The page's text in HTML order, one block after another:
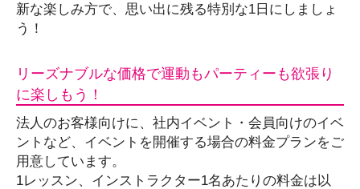
新な楽しみ方で、思い出に残る特別な1日にしましょ
う！
リーズナブルな価格で運動もパーティーも欲張り
に楽しもう！
法人のお客様向けに、社内イベント・会員向けのイベ
ントなど、イベントを開催する場合の料金プランをご
用意しています。
1レッスン、インストラクター1名あたりの料金は以